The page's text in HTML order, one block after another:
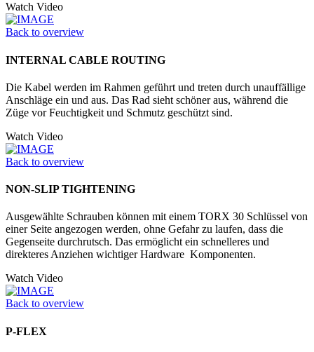
Watch Video
Back to overview
INTERNAL CABLE ROUTING
Die Kabel werden im Rahmen geführt und treten durch unauffällige
Anschläge ein und aus. Das Rad sieht schöner aus, während die
Züge vor Feuchtigkeit und Schmutz geschützt sind.
Watch Video
Back to overview
NON-SLIP TIGHTENING
Ausgewählte Schrauben können mit einem TORX 30 Schlüssel von
einer Seite angezogen werden, ohne Gefahr zu laufen, dass die
Gegenseite durchrutsch. Das ermöglicht ein schnelleres und
direkteres Anziehen wichtiger Hardware Komponenten.
Watch Video
Back to overview
P-FLEX